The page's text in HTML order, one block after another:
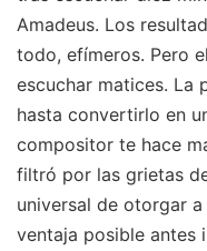
Amadeus. Los
todo, efímeros. Pero
escuchar matices. La
hasta convertirlo en
compositor te hace
filtró por las grietas
universal de otorgar
ventaja posible antes